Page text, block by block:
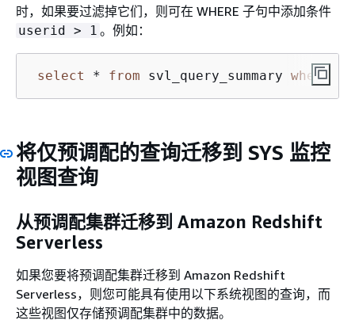
时，如果要过滤掉它们，则可在 WHERE 子句中添加条件
userid > 1 。例如：
select * from svl_query_summary where
将仅预调配的查询迁移到 SYS 监控
视图查询
从预调配集群迁移到 Amazon Redshift
Serverless
如果您要将预调配集群迁移到 Amazon Redshift
Serverless，则您可能具有使用以下系统视图的查询，而
这些视图仅存储预调配集群中的数据。